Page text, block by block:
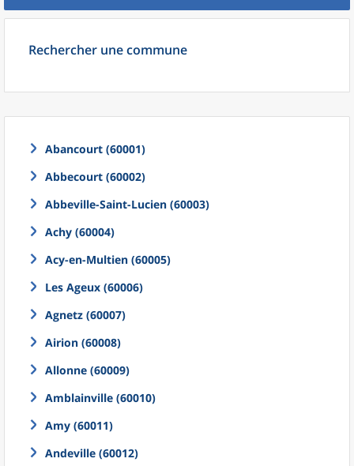
Rechercher une commune
Abancourt (60001)
Abbecourt (60002)
Abbeville-Saint-Lucien (60003)
Achy (60004)
Acy-en-Multien (60005)
Les Ageux (60006)
Agnetz (60007)
Airion (60008)
Allonne (60009)
Amblainville (60010)
Amy (60011)
Andeville (60012)